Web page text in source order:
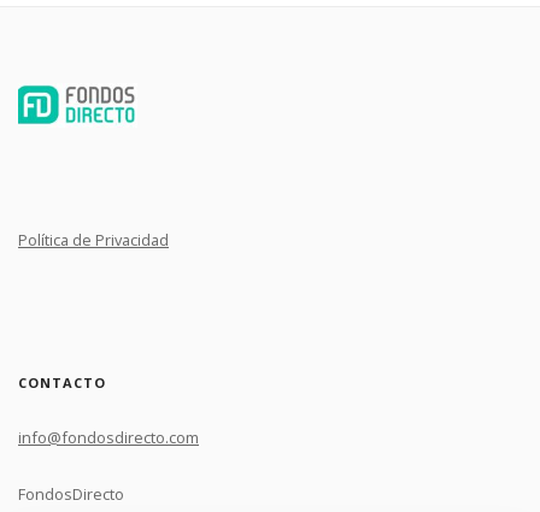
Política de Privacidad
CONTACTO
info@fondosdirecto.com
FondosDirecto